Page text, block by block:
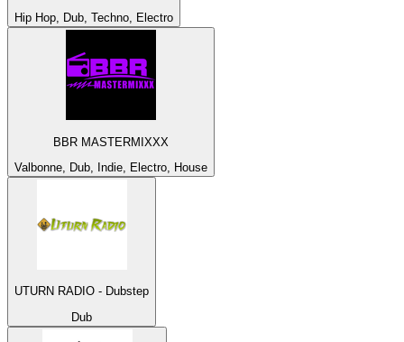
Hip Hop, Dub, Techno, Electro
BBR MASTERMIXXX
Valbonne, Dub, Indie, Electro, House
UTURN RADIO - Dubstep
Dub